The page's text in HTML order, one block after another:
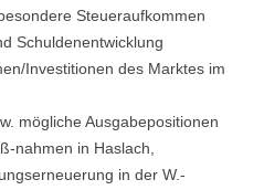
Steueraufkommen
Schuldenentwicklung
Investitionen des Marktes im
mögliche Ausgabepositionen
nahmen in Haslach,
in der W.-